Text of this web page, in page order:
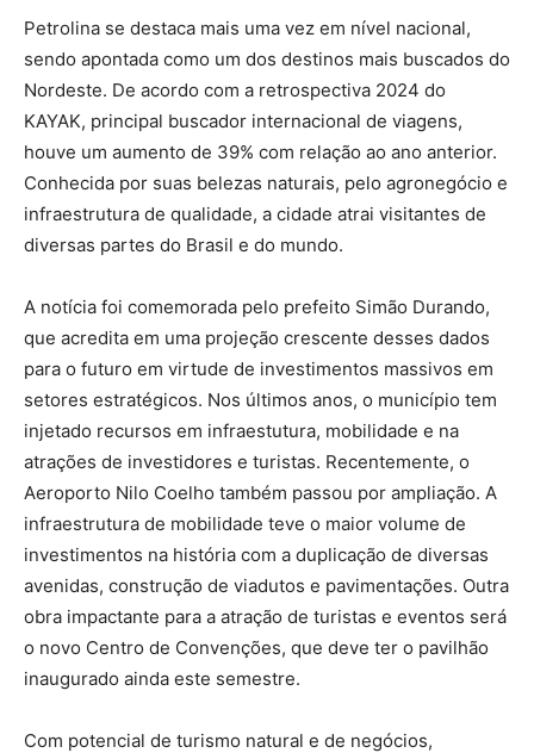
Petrolina se destaca mais uma vez em nível nacional,
sendo apontada como um dos destinos mais buscados do
Nordeste. De acordo com a retrospectiva 2024 do
KAYAK, principal buscador internacional de viagens,
houve um aumento de 39% com relação ao ano anterior.
Conhecida por suas belezas naturais, pelo agronegócio e
infraestrutura de qualidade, a cidade atrai visitantes de
diversas partes do Brasil e do mundo.
A notícia foi comemorada pelo prefeito Simão Durando,
que acredita em uma projeção crescente desses dados
para o futuro em virtude de investimentos massivos em
setores estratégicos. Nos últimos anos, o município tem
injetado recursos em infraestutura, mobilidade e na
atrações de investidores e turistas. Recentemente, o
Aeroporto Nilo Coelho também passou por ampliação. A
infraestrutura de mobilidade teve o maior volume de
investimentos na história com a duplicação de diversas
avenidas, construção de viadutos e pavimentações. Outra
obra impactante para a atração de turistas e eventos será
o novo Centro de Convenções, que deve ter o pavilhão
inaugurado ainda este semestre.
Com potencial de turismo natural e de negócios,